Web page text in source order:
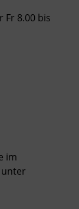
Fr 8.00 bis
im
unter